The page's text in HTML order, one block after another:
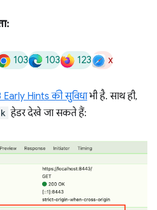
103 103 123 x
Early Hints की सुविधाभी है. साथ ही,
हेडर देखे जा सकते हैं: